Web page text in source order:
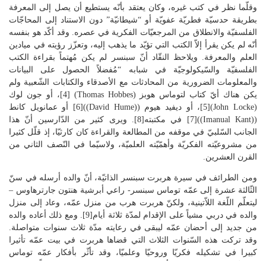
وقلّما نظر في كتب غيره، وكان يعتقد بأنّه يستطيع أن يصل إلى المعرفة
بطريقة حدسيّة فطريّة عفويّة أو “شيطانيّة” دون الاستناد إلى المحاجّات
الفلسفيّة والانطلاق من المرجعيّات الفكرية في عصره. وقد أكّد هو بنفسه
أنّه لم يكن يقرأ إلاّ الكتب التي تؤيّد ما يذهب إليه، وتعزّز رؤيته في ميادين
العلم والمعرفة. ويلاحظ النقّاد أنّ سبنسر لم يكن مُهتماً بقراءة الكتب
الفلسفيّة والسّيكولوجيّة في شبابه “مُفضلاً الحصول على البيانات
والمعلومات الضرورية من المحادثات مع الأصدقاء والكتابات الشّعبية ولم
يكن هناك أيّ كتاب لتوماس هوبز (Thomas Hobbes) [4]، أو جون لوك
(John Locke)[5]، أو ديفيد هيوم ((David Hume))[6] أو عمانويل كانط
((Imanual Kant))[7] في مكتبته[8]. ويرى كثير من الدّارسين أنّ هذا
الجانب السّلبيّ في موقفه من المطالعة والقراءة كان كارثيّا، إذ قلّل كثيرا
من مشروعيّته الفكريّة وأهمّيّته العلميّة، ولاسيّما في النّصف الثاني من
القرن العشرين.
ومن الطرائف في سيرة هربرت سبنسر الذاتيّة، أنّ والده أرسله في سنّ
الثّالثة عشرة إلى عمّه توماس سبنسر- راعي أبرشية هنتون جارترهاوس –
ليتعلّم اللّغة اللاّتينية، ولكنّ هربرت هرب من منزل عمّه، وعاد إلى منزل
والده في دربي مشياً على الإقدام لمدّة ثلاثة أيام[9]. ومع ذلك أعاده والده
من جديد إلى أحضان عمّه ليبقى في رعايته مدّة ثلاث سنوات متواصلة.
وقد تركت هذه السّنوات الثلاث التي قضاها هربرت في بيت عمّه تأثيرا
كبيرا في تشكيله فكريّا وروحيّا وعلميّا، وقد تأثّر بأفكار عمّه توماس